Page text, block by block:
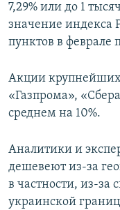
7,29% или до 1
значение индекса
пунктов в феврале
Акции
«Газпрома»,
среднем на 10%.
Аналитики и
дешевеют из-за
в частности, из-за
украинской